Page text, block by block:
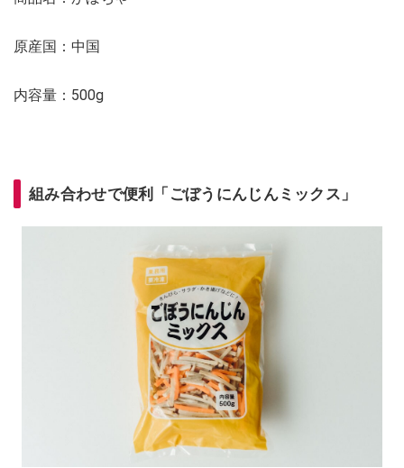
原産国：中国
内容量：500g
組み合わせで便利「ごぼうにんじんミックス」